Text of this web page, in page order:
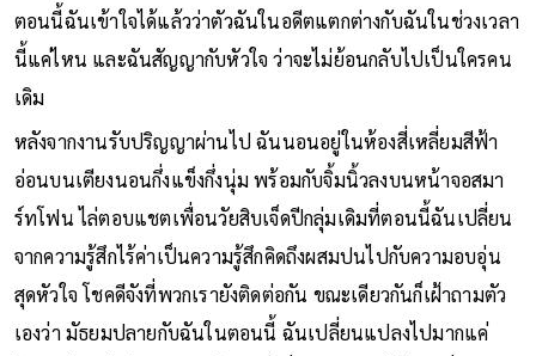
ตอนนี้ฉันเข้าใจได้แล้วว่าตัวฉันในอดีตแตกต่างกับฉันในช่วงเวลา
นี้แค่ไหน และฉันสัญญากับหัวใจ ว่าจะไม่ย้อนกลับไปเป็นใครคน
เดิม
หลังจากงานรับปริญญาผ่านไป ฉันนอนอยู่ในห้องสี่เหลี่ยมสีฟ้า
อ่อนบนเตียงนอนกึ่งแข็งกึ่งนุ่ม พร้อมกับจิ้มนิ้วลงบนหน้าจอสมา
ร์ทโฟน ไล่ตอบแชตเพื่อนวัยสิบเจ็ดปีกลุ่มเดิมที่ตอนนี้ฉันเปลี่ยน
จากความรู้สึกไร้ค่าเป็นความรู้สึกคิดถึงผสมปนไปกับความอบอุ่น
สุดหัวใจ โชคดีจังที่พวกเรายังติดต่อกัน ขณะเดียวกันก็เฝ้าถามตัว
เองว่า มัธยมปลายกับฉันในตอนนี้ ฉันเปลี่ยนแปลงไปมากแค่